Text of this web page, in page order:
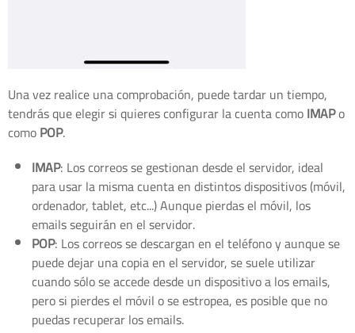
Una vez realice una comprobación, puede tardar un tiempo,
tendrás que elegir si quieres configurar la cuenta comoIMAPo
comoPOP.
IMAP: Los correos se gestionan desde el servidor, ideal
para usar la misma cuenta en distintos dispositivos (móvil,
ordenador, tablet, etc...) Aunque pierdas el móvil, los
emails seguirán en el servidor.
POP: Los correos se descargan en el teléfono y aunque se
puede dejar una copia en el servidor, se suele utilizar
cuando sólo se accede desde un dispositivo a los emails,
pero si pierdes el móvil o se estropea, es posible que no
puedas recuperar los emails.